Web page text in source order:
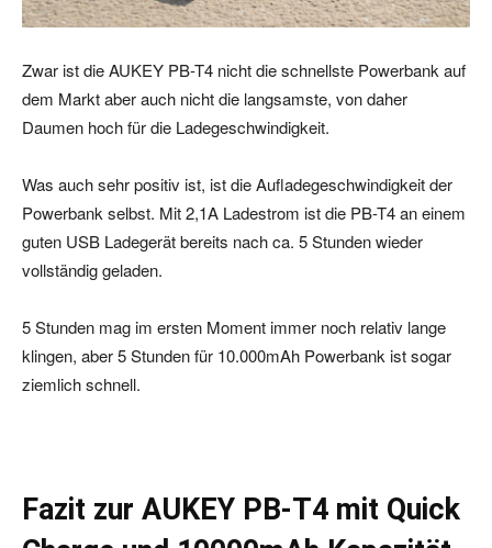
Zwar ist die AUKEY PB-T4 nicht die schnellste Powerbank auf
dem Markt aber auch nicht die langsamste, von daher
Daumen hoch für die Ladegeschwindigkeit.
Was auch sehr positiv ist, ist die Aufladegeschwindigkeit der
Powerbank selbst. Mit 2,1A Ladestrom ist die PB-T4 an einem
guten USB Ladegerät bereits nach ca. 5 Stunden wieder
vollständig geladen.
5 Stunden mag im ersten Moment immer noch relativ lange
klingen, aber 5 Stunden für 10.000mAh Powerbank ist sogar
ziemlich schnell.
Fazit zur AUKEY PB-T4 mit Quick